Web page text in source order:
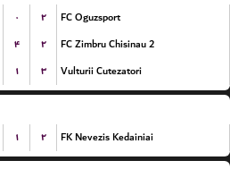
۰ ۲
FC Oguzsport
۴ ۲
FC Zimbru Chisinau 2
۱ ۳ Vulturii Cutezatori
۱ ۲ FK Nevezis Kedainiai